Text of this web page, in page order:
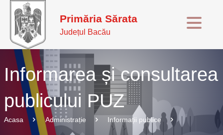
Primăria Sărata
Județul Bacău
Informarea și consultarea
publicului PUZ
Acasa Administrație Informații publice